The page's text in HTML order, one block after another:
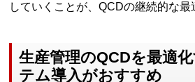
していくことが、QCDの継続的な最
生産管理のQCDを最適
テム導入がおすすめ